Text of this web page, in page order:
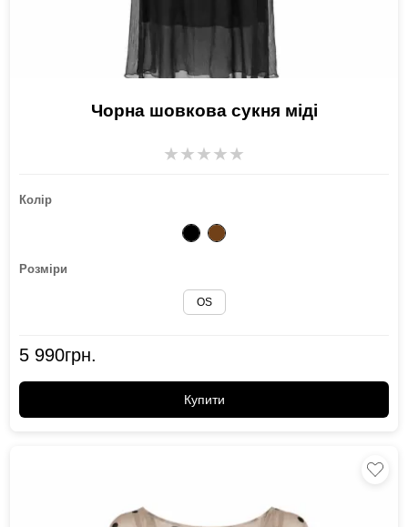
Чорна шовкова сукня міді
★★★★★
Колір
Розміри
OS
5 990грн.
Купити